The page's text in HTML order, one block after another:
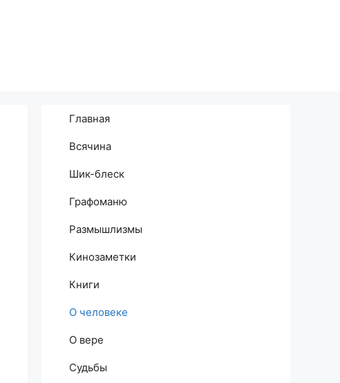
Главная
Всячина
Шик-блеск
Графоманю
Размышлизмы
Кинозаметки
Книги
О человеке
О вере
Судьбы